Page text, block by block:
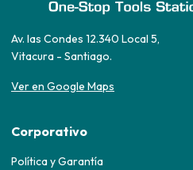
Av. las Condes 12.340 Local 5,
Vitacura - Santiago.
Ver en Google Maps
Corporativo
Política y Garantía